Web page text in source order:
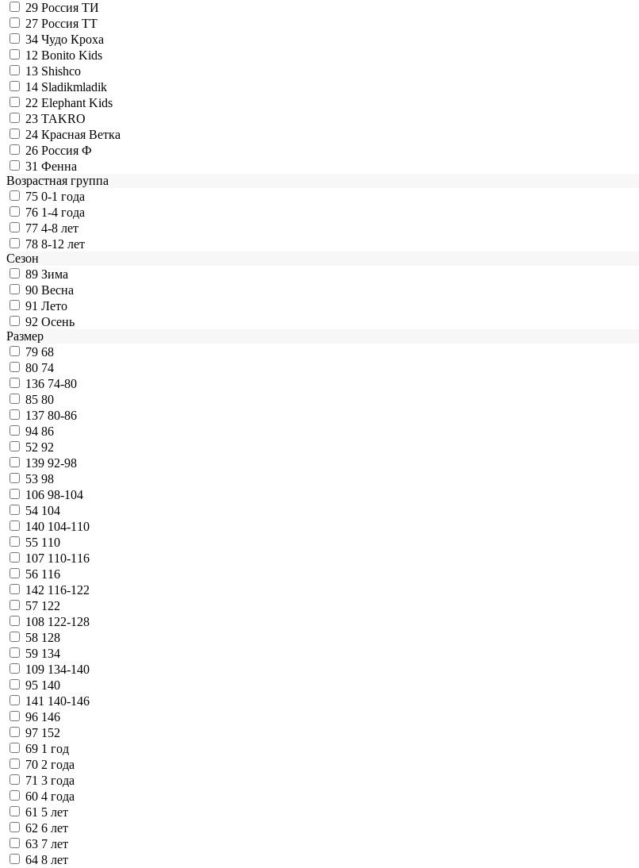
29 Россия ТИ
27 Россия ТТ
34 Чудо Кроха
12 Bonito Kids
13 Shishco
14 Sladikmladik
22 Elephant Kids
23 TAKRO
24 Красная Ветка
26 Россия Ф
31 Фенна
Возрастная группа
75 0-1 года
76 1-4 года
77 4-8 лет
78 8-12 лет
Сезон
89 Зима
90 Весна
91 Лето
92 Осень
Размер
79 68
80 74
136 74-80
85 80
137 80-86
94 86
52 92
139 92-98
53 98
106 98-104
54 104
140 104-110
55 110
107 110-116
56 116
142 116-122
57 122
108 122-128
58 128
59 134
109 134-140
95 140
141 140-146
96 146
97 152
69 1 год
70 2 года
71 3 года
60 4 года
61 5 лет
62 6 лет
63 7 лет
64 8 лет